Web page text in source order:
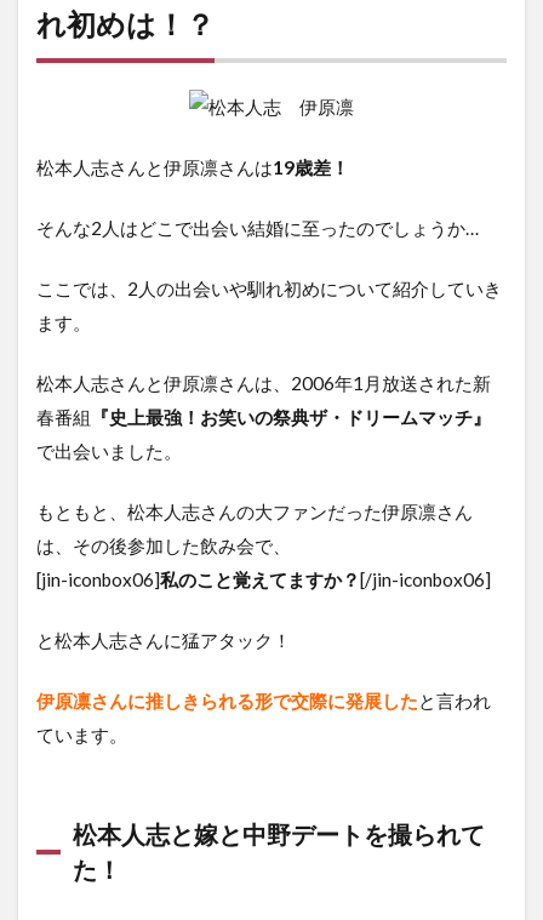
れ初めは！？
松本人志さんと伊原凛さんは19歳差！
そんな2人はどこで出会い結婚に至ったのでしょうか…
ここでは、2人の出会いや馴れ初めについて紹介していき
ます。
松本人志さんと伊原凛さんは、2006年1月放送された新
春番組
『史上最強！お笑いの祭典ザ・ドリームマッチ』
で出会いました。
もともと、松本人志さんの大ファンだった伊原凛さん
は、その後参加した飲み会で、
[jin-iconbox06]私のこと覚えてますか？ [/jin-iconbox06]
と松本人志さんに猛アタック！
伊原凛さんに推しきられる形で交際に発展したと言われ
ています。
松本人志と嫁と中野デートを撮られて
た！